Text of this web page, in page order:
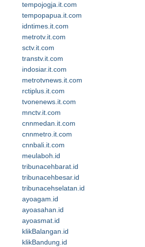
tempojogja.it.com
tempopapua.it.com
idntimes.it.com
metrotv.it.com
sctv.it.com
transtv.it.com
indosiar.it.com
metrotvnews.it.com
rctiplus.it.com
tvonenews.it.com
mnctv.it.com
cnnmedan.it.com
cnnmetro.it.com
cnnbali.it.com
meulaboh.id
tribunacehbarat.id
tribunacehbesar.id
tribunacehselatan.id
ayoagam.id
ayoasahan.id
ayoasmat.id
klikBalangan.id
klikBandung.id